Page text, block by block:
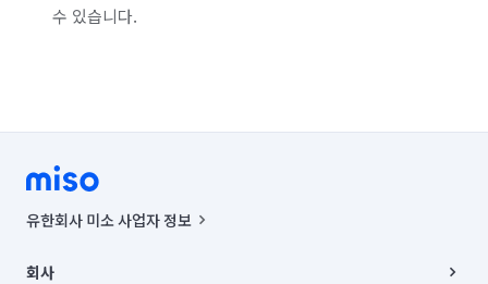
수 있습니다.
유한회사 미소 사업자 정보
00019 |
회사